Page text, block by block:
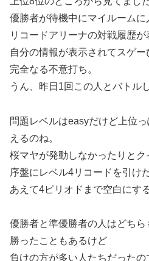
優勝者が待機中にマイルームに
リコードアリーナの対戦履歴が
自分の情報が表示されてスゲー
完全なる不意打ち。
うん、昨日1回この人とバトル
問題レベルはeasyだけど上位
えるのね。
桜マヤが発動しなかったりとク
序盤にレベル4リコードを引け
あえて4ピリオドまで空白にす
優勝者と準優勝者の人はどちら
勝ったこともあるけど
負けの方が多い人たちだったの